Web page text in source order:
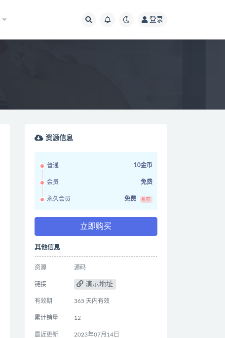
登录
资源信息
普通 10金币
会员 免费
永久会员 免费 推荐
立即购买
其他信息
资源 源码
链接 演示地址
有效期 365 天内有效
累计销量 12
最近更新 2023年07月14日